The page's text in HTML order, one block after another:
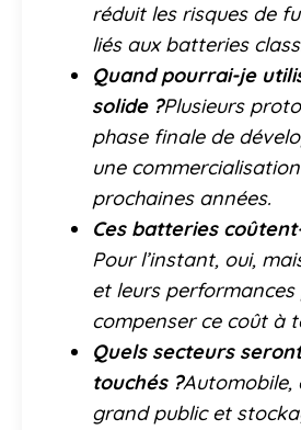
réduit les risques de
liés aux batteries
Quand pourrai-je
solide ?Plusieurs
phase finale de
une
prochaines années.
Ces batteries
Pour l’instant, oui,
et leurs
compenser ce coût à
Quels secteurs
touchés ?Automobile,
grand public et